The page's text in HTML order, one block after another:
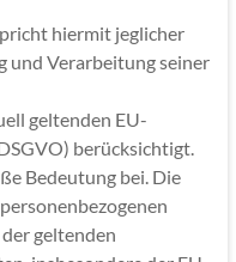
hiermit jeglicher
und Verarbeitung seiner
geltenden EU-
berücksichtigt.
Bedeutung bei. Die
geltenden